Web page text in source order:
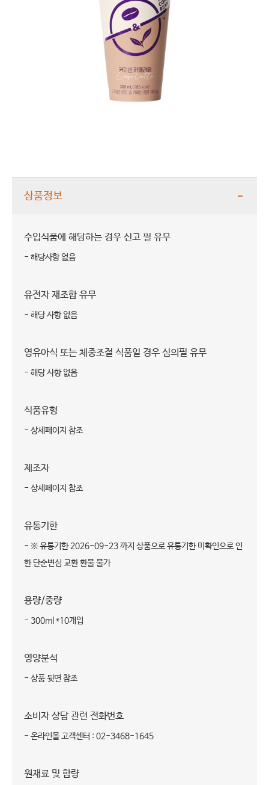
상품정보
수입식품에 해당하는 경우 신고 필 유무
- 해당사항 없음
유전자 재조합 유무
- 해당 사항 없음
영유아식 또는 체중조절 식품일 경우 심의필 유무
- 해당 사항 없음
식품유형
- 상세페이지 참조
제조자
- 상세페이지 참조
유통기한
- ※ 유통기한 2026-09-23 까지 상품으로 유통기한 미확인으로 인
한 단순변심 교환 환불 불가
용량/중량
- 300ml *10개입
영양분석
- 상품 뒷면 참조
소비자 상담 관련 전화번호
- 온라인몰 고객센터 : 02-3468-1645
원재료 및 함량